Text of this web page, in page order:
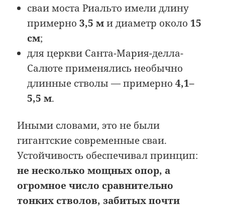
сваи моста Риальто имели длину
примерно3,5 ми диаметр около 15
см;
для церкви Санта-Мария-делла-
Салюте применялись необычно
длинные стволы — примерно4,1–
5,5 м.
Иными словами, это не были
гигантские современные сваи.
Устойчивость обеспечивал принцип:
не несколько мощных опор, а
огромное число сравнительно
тонких стволов, забитых почти